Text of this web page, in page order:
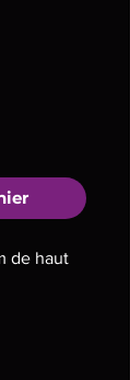
de haut